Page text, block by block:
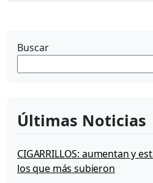
Buscar
Últimas Noticias
CIGARRILLOS: aumentan y
los que más subieron